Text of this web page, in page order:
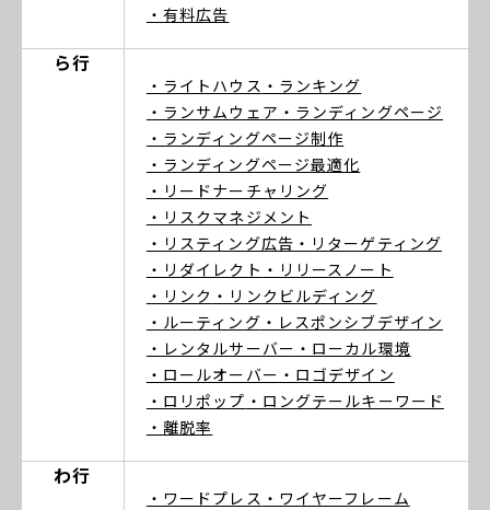
・有料広告
ら行
・ライトハウス ・ランキング
・ランサムウェア ・ランディングページ
・ランディングページ制作
・ランディングページ最適化
・リードナーチャリング
・リスクマネジメント
・リスティング広告 ・リターゲティング
・リダイレクト ・リリースノート
・リンク ・リンクビルディング
・ルーティング ・レスポンシブデザイン
・レンタルサーバー ・ローカル環境
・ロールオーバー ・ロゴデザイン
・ロリポップ ・ロングテールキーワード
・離脱率
わ行
・ワードプレス ・ワイヤーフレーム